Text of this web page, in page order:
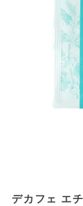
デカフェ エ